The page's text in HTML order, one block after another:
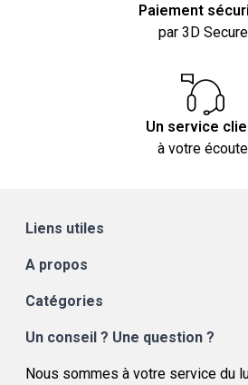
Paiement
par 3D Secure
Un service
à votre écoute
Liens utiles
A propos
Catégories
Un conseil ? Une question ?
Nous sommes à votre service du